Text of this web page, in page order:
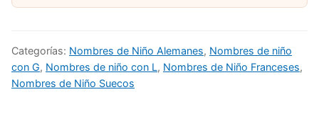
Categorías: Nombres de Niño Alemanes, Nombres de niño
con G, Nombres de niño con L, Nombres de Niño Franceses,
Nombres de Niño Suecos